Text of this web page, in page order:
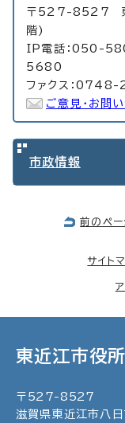
〒527-8527 東
階)
IP電話：050-
5680
ファクス：
ご意見・お問
市政情報
前のペー
サイト
東近江市役所
〒 527-8527
滋賀県東近江市八